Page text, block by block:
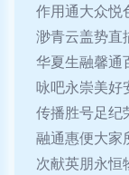
作用通大众悦
渺青云盖势直
华夏生融馨通
咏吧永崇美好
传播胜号足纪
融通惠便大家
次献英朋永恒